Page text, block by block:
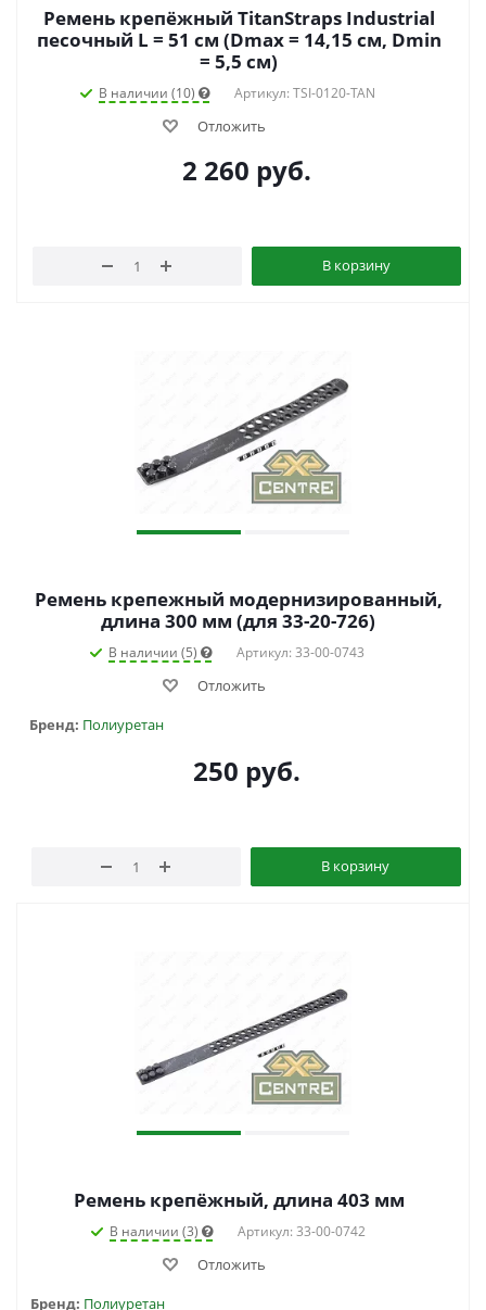
Ремень крепёжный TitanStraps Industrial
песочный L = 51 см (Dmax = 14,15 см, Dmin
= 5,5 см)
В наличии (10) Артикул: TSI-0120-TAN
Отложить
2 260 руб.
В корзину
Ремень крепежный модернизированный,
длина 300 мм (для 33-20-726)
В наличии (5) Артикул: 33-00-0743
Отложить
Бренд: Полиуретан
250 руб.
В корзину
Ремень крепёжный, длина 403 мм
В наличии (3) Артикул: 33-00-0742
Отложить
Бренд: Полиуретан